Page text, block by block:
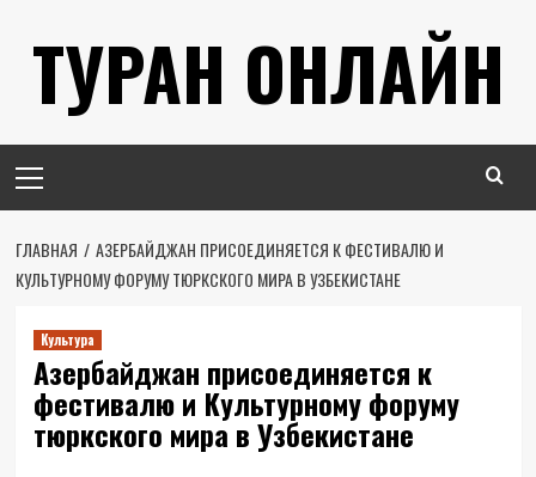
содержимому
ТУРАН ОНЛАЙН
меню
ГЛАВНАЯ
АЗЕРБАЙДЖАН ПРИСОЕДИНЯЕТСЯ К ФЕСТИВАЛЮ И
КУЛЬТУРНОМУ ФОРУМУ ТЮРКСКОГО МИРА В УЗБЕКИСТАНЕ
Культура
Азербайджан присоединяется к
фестивалю и Культурному форуму
тюркского мира в Узбекистане